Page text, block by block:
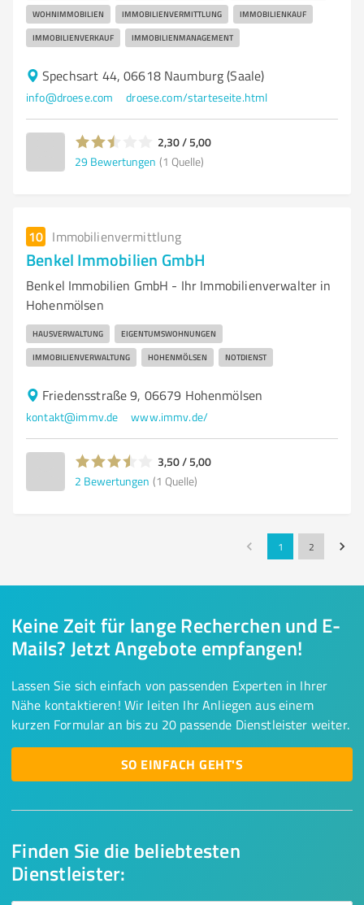
WOHNIMMOBILIEN IMMOBILIENVERMITTLUNG IMMOBILIENKAUF
IMMOBILIENVERKAUF IMMOBILIENMANAGEMENT
Spechsart 44, 06618 Naumburg (Saale)
info@droese.com droese.com/starteseite.html
2,30 / 5,00
29 Bewertungen (1 Quelle)
10 Immobilienvermittlung
Benkel Immobilien GmbH
Benkel Immobilien GmbH - Ihr Immobilienverwalter in
Hohenmölsen
HAUSVERWALTUNG EIGENTUMSWOHNUNGEN
IMMOBILIENVERWALTUNG HOHENMÖLSEN NOTDIENST
Friedensstraße 9, 06679 Hohenmölsen
kontakt@immv.de www.immv.de/
3,50 / 5,00
2 Bewertungen (1 Quelle)
1 2
Finden Sie die beliebtesten
Dienstleister:
Keine Zeit für lange Recherchen und E-
Mails? Jetzt Angebote empfangen!
Lassen Sie sich einfach von passenden Experten in Ihrer
Nähe kontaktieren! Wir leiten Ihr Anliegen aus einem
kurzen Formular an bis zu 20 passende Dienstleister weiter.
SO EINFACH GEHT'S